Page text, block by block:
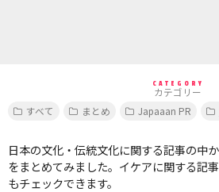
CATEGORY
カテゴリー
すべて
まとめ Japaaan PR
日本の文化・伝統文化に関する記事の中
をまとめてみました。イケアに関する記
もチェックできます。